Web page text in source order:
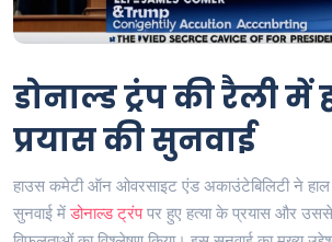
डोनाल्ड ट्रंप की रैली में
प्रयास की सुनवाई
हाउस कमेटी ऑन ओवरसाइट एंड अकाउंटेबिलिटी ने
सुनवाई मेंडोनाल्ड ट्रंपपर हुए हत्या के प्रयास और उससे